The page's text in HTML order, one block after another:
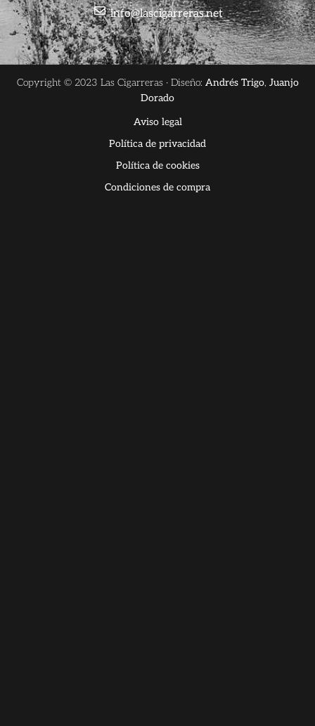
info@lascigarreras.net
Copyright © 2023 Las Cigarreras · Diseño: Andrés Trigo, Juanjo
Dorado
Aviso legal
Política de privacidad
Política de cookies
Condiciones de compra